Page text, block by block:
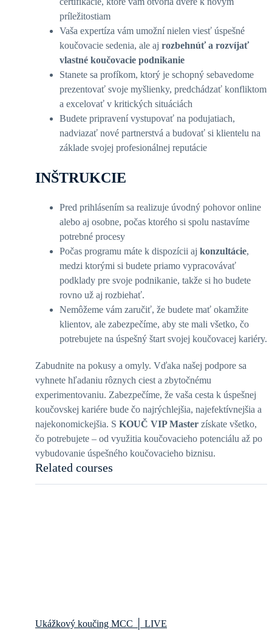
príležitostiam
Vaša expertíza vám umožní nielen viesť úspešné
koučovacie sedenia, ale aj rozbehnúť a rozvíjať
vlastné koučovacie podnikanie
Stanete sa profíkom, ktorý je schopný sebavedome
prezentovať svoje myšlienky, predchádzať konfliktom
a excelovať v kritických situáciách
Budete pripravení vystupovať na podujatiach,
nadviazať nové partnerstvá a budovať si klientelu na
základe svojej profesionálnej reputácie
INŠTRUKCIE
Pred prihlásením sa realizuje úvodný pohovor online
alebo aj osobne, počas ktorého si spolu nastavíme
potrebné procesy
Počas programu máte k dispozícii aj konzultácie,
medzi ktorými si budete priamo vypracovávať
podklady pre svoje podnikanie, takže si ho budete
rovno už aj rozbiehať.
Nemôžeme vám zaručiť, že budete mať okamžite
klientov, ale zabezpečíme, aby ste mali všetko, čo
potrebujete na úspešný štart svojej koučovacej kariéry.
Zabudnite na pokusy a omyly. Vďaka našej podpore sa
vyhnete hľadaniu rôznych ciest a zbytočnému
experimentovaniu. Zabezpečíme, že vaša cesta k úspešnej
koučovskej kariére bude čo najrýchlejšia, najefektívnejšia a
najekonomickejšia. S KOUČ VIP Master získate všetko,
čo potrebujete – od využitia koučovacieho potenciálu až po
vybudovanie úspešného koučovacieho biznisu.
Related courses
Ukážkový koučing MCC │ LIVE